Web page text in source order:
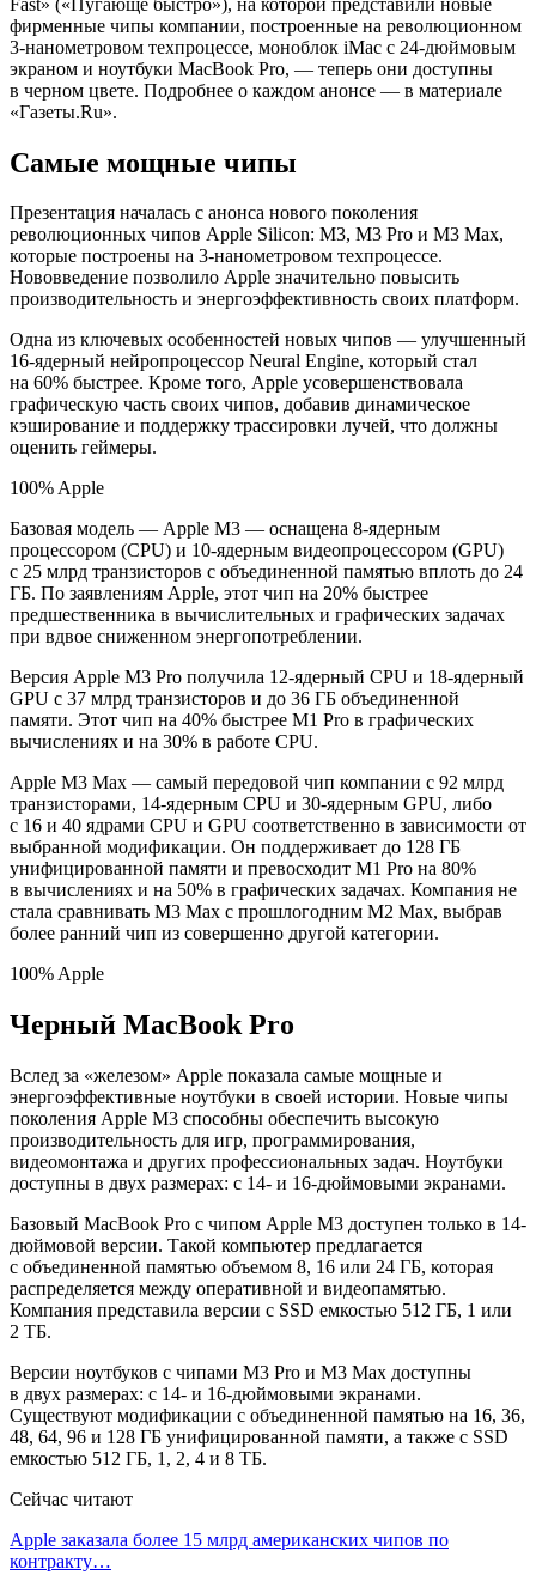
фирменные чипы компании, построенные на революционном
3-нанометровом техпроцессе, моноблок iMac с 24-дюймовым
экраном и ноутбуки MacBook Pro, — теперь они доступны
в черном цвете. Подробнее о каждом анонсе — в материале
«Газеты.Ru».
Самые мощные чипы
Презентация началась с анонса нового поколения
революционных чипов Apple Silicon: M3, M3 Pro и M3 Max,
которые построены на 3-нанометровом техпроцессе.
Нововведение позволило Apple значительно повысить
производительность и энергоэффективность своих платформ.
Одна из ключевых особенностей новых чипов — улучшенный
16-ядерный нейропроцессор Neural Engine, который стал
на 60% быстрее. Кроме того, Apple усовершенствовала
графическую часть своих чипов, добавив динамическое
кэширование и поддержку трассировки лучей, что должны
оценить геймеры.
100% Apple
Базовая модель — Apple M3 — оснащена 8-ядерным
процессором (CPU) и 10-ядерным видеопроцессором (GPU)
с 25 млрд транзисторов с объединенной памятью вплоть до 24
ГБ. По заявлениям Apple, этот чип на 20% быстрее
предшественника в вычислительных и графических задачах
при вдвое сниженном энергопотреблении.
Версия Apple M3 Pro получила 12-ядерный CPU и 18-ядерный
GPU с 37 млрд транзисторов и до 36 ГБ объединенной
памяти. Этот чип на 40% быстрее M1 Pro в графических
вычислениях и на 30% в работе CPU.
Apple M3 Max — самый передовой чип компании с 92 млрд
транзисторами, 14-ядерным CPU и 30-ядерным GPU, либо
с 16 и 40 ядрами CPU и GPU соответственно в зависимости от
выбранной модификации. Он поддерживает до 128 ГБ
унифицированной памяти и превосходит M1 Pro на 80%
в вычислениях и на 50% в графических задачах. Компания не
стала сравнивать M3 Max с прошлогодним M2 Max, выбрав
более ранний чип из совершенно другой категории.
100% Apple
Черный MacBook Pro
Вслед за «железом» Apple показала самые мощные и
энергоэффективные ноутбуки в своей истории. Новые чипы
поколения Apple M3 способны обеспечить высокую
производительность для игр, программирования,
видеомонтажа и других профессиональных задач. Ноутбуки
доступны в двух размерах: с 14- и 16-дюймовыми экранами.
Базовый MacBook Pro с чипом Apple M3 доступен только в 14-
дюймовой версии. Такой компьютер предлагается
с объединенной памятью объемом 8, 16 или 24 ГБ, которая
распределяется между оперативной и видеопамятью.
Компания представила версии с SSD емкостью 512 ГБ, 1 или
2 ТБ.
Версии ноутбуков с чипами M3 Pro и M3 Max доступны
в двух размерах: с 14- и 16-дюймовыми экранами.
Существуют модификации с объединенной памятью на 16, 36,
48, 64, 96 и 128 ГБ унифицированной памяти, а также с SSD
емкостью 512 ГБ, 1, 2, 4 и 8 ТБ.
Сейчас читают
Apple заказала более 15 млрд американских чипов по
контракту…